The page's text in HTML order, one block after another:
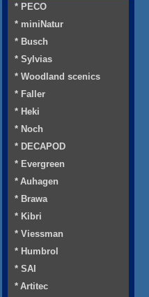
* PECO
* miniNatur
* Busch
* Sylvias
* Woodland scenics
* Faller
* Heki
* Noch
* DECAPOD
* Evergreen
* Auhagen
* Brawa
* Kibri
* Viessman
* Humbrol
* SAI
* Artitec